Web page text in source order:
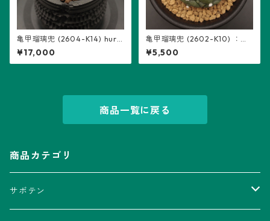
亀甲瑠璃兜 (2604-K14) hure
som鉢入り：アストロフィツ
ム属 ※実生
¥17,000
亀甲瑠璃兜 (2602-K10) ：ア
ストロフィツム属 ※実生
¥5,500
商品一覧に戻る
商品カテゴリ
サボテン